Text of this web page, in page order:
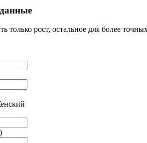
только рост, остальное для более